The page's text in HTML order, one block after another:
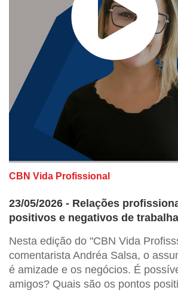
CBN Vida Profissional
23/05/2026 - Relações
positivos e negativos de
Nesta edição do "CBN Vida
comentarista Andréa Salsa, o
é amizade e os negócios. É
amigos? Quais são os pontos